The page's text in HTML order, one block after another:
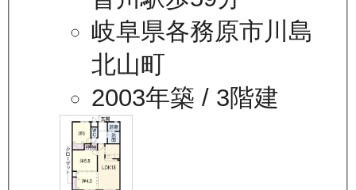
岐阜県各務原市川島
北山町
2003年築 / 3階建